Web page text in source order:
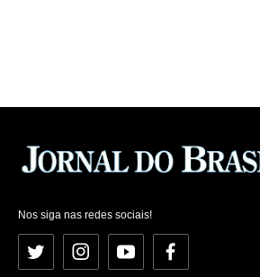
Nos siga nas redes sociais!
Twitter InstagramYouTubeFacebook